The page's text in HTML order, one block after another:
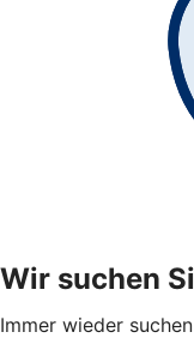
Wir suchen
Immer wieder